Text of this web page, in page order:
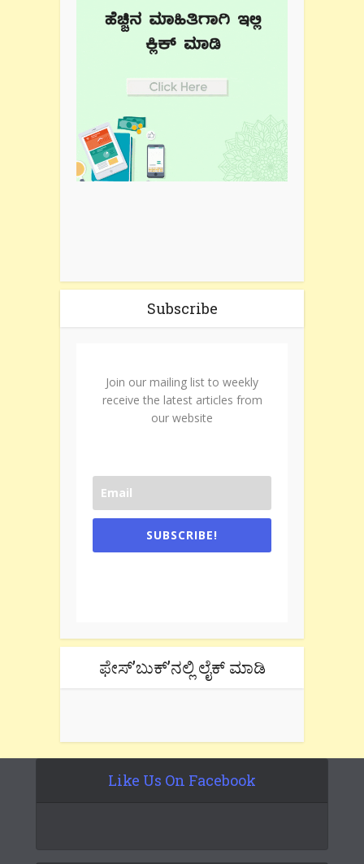
Subscribe
Join our mailing list to weekly
receive the latest articles from
our website
SUBSCRIBE!
ಫೇಸ್’ಬುಕ್’ನಲ್ಲಿ ಲೈಕ್ ಮಾಡಿ
Like Us On Facebook